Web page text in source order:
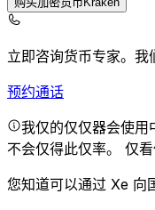
立即咨询货币专家。 我
预约通话
我仅的仅仅器会使用
不会仅得此仅率。 仅看
您知道可以通过 Xe 向